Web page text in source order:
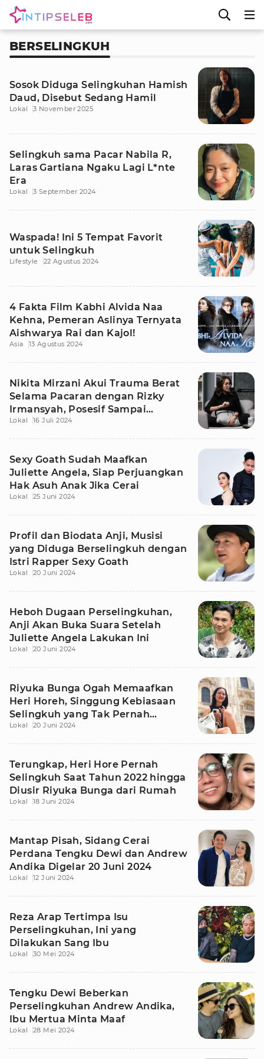
BERSELINGKUH
Sosok Diduga Selingkuhan Hamish
Daud, Disebut Sedang Hamil
Lokal 3 November 2025
Selingkuh sama Pacar Nabila R,
Laras Gartiana Ngaku Lagi L*nte
Era
Lokal 3 September 2024
Waspada! Ini 5 Tempat Favorit
untuk Selingkuh
Lifestyle 22 Agustus 2024
4 Fakta Film Kabhi Alvida Naa
Kehna, Pemeran Aslinya Ternyata
Aishwarya Rai dan Kajol!
Asia 13 Agustus 2024
Nikita Mirzani Akui Trauma Berat
Selama Pacaran dengan Rizky
Irmansyah, Posesif Sampai
Berselingkuh
Lokal 16 Juli 2024
Sexy Goath Sudah Maafkan
Juliette Angela, Siap Perjuangkan
Hak Asuh Anak Jika Cerai
Lokal 25 Juni 2024
Profil dan Biodata Anji, Musisi
yang Diduga Berselingkuh dengan
Istri Rapper Sexy Goath
Lokal 20 Juni 2024
Heboh Dugaan Perselingkuhan,
Anji Akan Buka Suara Setelah
Juliette Angela Lakukan Ini
Lokal 20 Juni 2024
Riyuka Bunga Ogah Memaafkan
Heri Horeh, Singgung Kebiasaan
Selingkuh yang Tak Pernah
Berhenti
Lokal 20 Juni 2024
Terungkap, Heri Hore Pernah
Selingkuh Saat Tahun 2022 hingga
Diusir Riyuka Bunga dari Rumah
Lokal 18 Juni 2024
Mantap Pisah, Sidang Cerai
Perdana Tengku Dewi dan Andrew
Andika Digelar 20 Juni 2024
Lokal 12 Juni 2024
Reza Arap Tertimpa Isu
Perselingkuhan, Ini yang
Dilakukan Sang Ibu
Lokal 30 Mei 2024
Tengku Dewi Beberkan
Perselingkuhan Andrew Andika,
Ibu Mertua Minta Maaf
Lokal 28 Mei 2024